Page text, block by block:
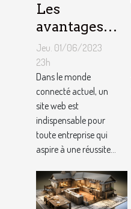
Les
avantages
de faire
appel à un
spécialiste
de
conception
de site web
Jeu. 01/06/2023
23h
Dans le monde
connecté actuel, un
site web est
indispensable pour
toute entreprise qui
aspire à une réussite...